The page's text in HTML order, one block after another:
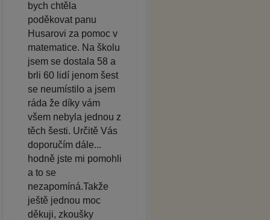
bych chtěla
poděkovat panu
Husarovi za pomoc v
matematice. Na školu
jsem se dostala 58 a
brli 60 lidí jenom šest
se neumístilo a jsem
ráda že díky vám
všem nebyla jednou z
těch šesti. Určitě Vás
doporučím dále...
hodně jste mi pomohli
a to se
nezapomíná.Takže
ještě jednou moc
děkuji, zkoušky